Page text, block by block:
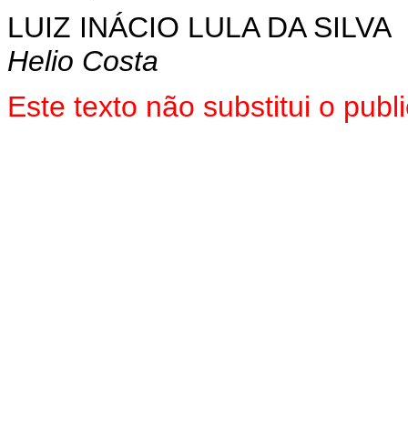
LUIZ INÁCIO LULA DA SILVA
Helio Costa
Este texto não substitui o